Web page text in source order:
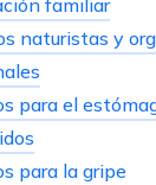
familiar
naturistas y
para el
para la gripe